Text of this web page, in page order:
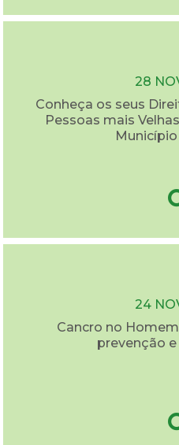
28
Conheça os seus
Pessoas mais
24
Cancro no
prevenção